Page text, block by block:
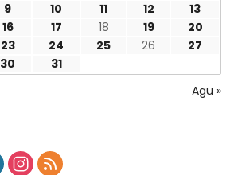
9 10 11 12
13
16 17 18 19
20
23 24 25 26
27
30
31
Agu »